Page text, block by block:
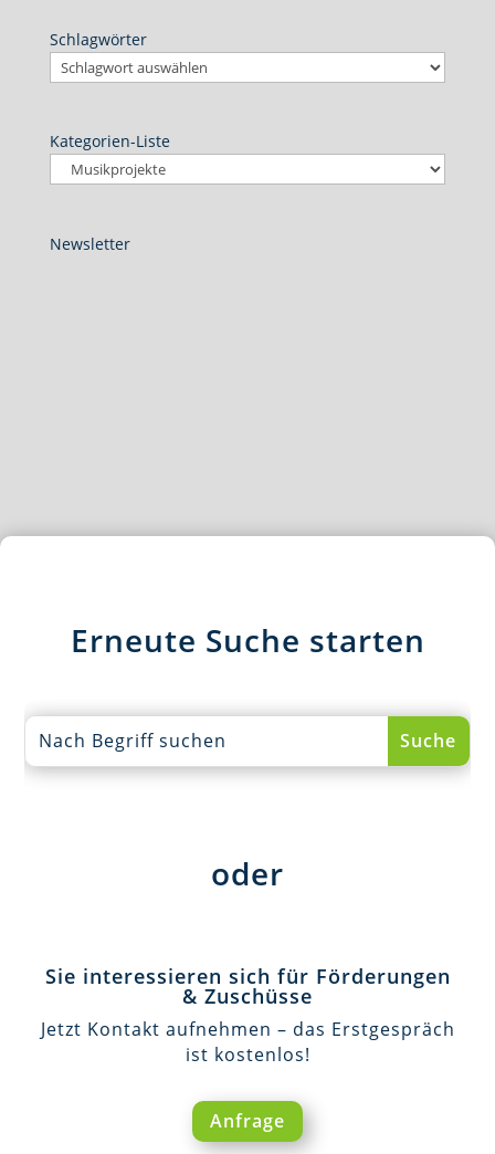
Schlagwörter
Kategorien-Liste
Newsletter
Erneute Suche starten
oder
Sie interessieren sich für Förderungen
& Zuschüsse
Jetzt Kontakt aufnehmen – das Erstgespräch
ist kostenlos!
Anfrage